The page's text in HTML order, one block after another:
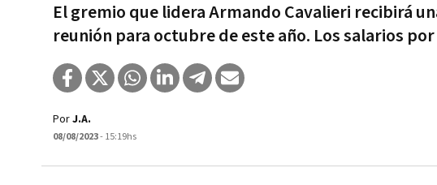
El gremio que lidera Armando Cavalieri recibirá
reunión para octubre de este año. Los salarios
PorJ.A.
08/08/2023- 15:19hs